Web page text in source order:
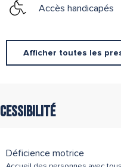
Accès handicapés
Afficher toutes les
Déficience motrice